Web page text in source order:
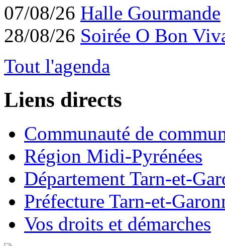
07/08/26 Halle Gourmande
28/08/26 Soirée O Bon
Tout l'agenda
Liens directs
Communauté de
Région Midi-Pyrénées
Département Tarn-et-
Préfecture Tarn-et-
Vos droits et démarches